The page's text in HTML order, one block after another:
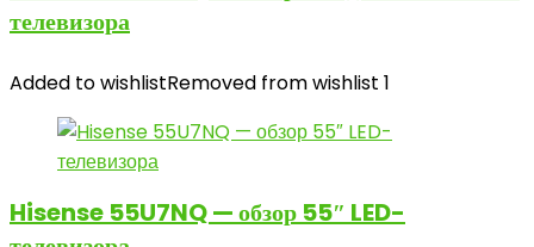
телевизора
Added to wishlistRemoved from wishlist 1
Hisense 55U7NQ — обзор 55″ LED-